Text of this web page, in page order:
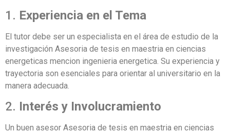
1. Experiencia en el Tema
El tutor debe ser un especialista en el área de estudio de la
investigación Asesoria de tesis en maestria en ciencias
energeticas mencion ingenieria energetica. Su experiencia y
trayectoria son esenciales para orientar al universitario en la
manera adecuada.
2. Interés y Involucramiento
Un buen asesor Asesoria de tesis en maestria en ciencias